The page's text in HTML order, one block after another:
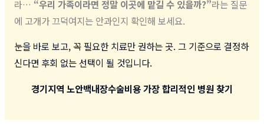
라… “우리 가족이라면 정말 이곳에 맡길 수 있을까?”라는 질문
에 고개가 끄덕여지는 안과인지 확인해 보세요.
눈을 바로 보고, 꼭 필요한 치료만 권하는 곳. 그 기준으로 결정하
신다면 후회 없는 선택이 될 것입니다.
경기지역 노안백내장수술비용 가장 합리적인 병원 찾기